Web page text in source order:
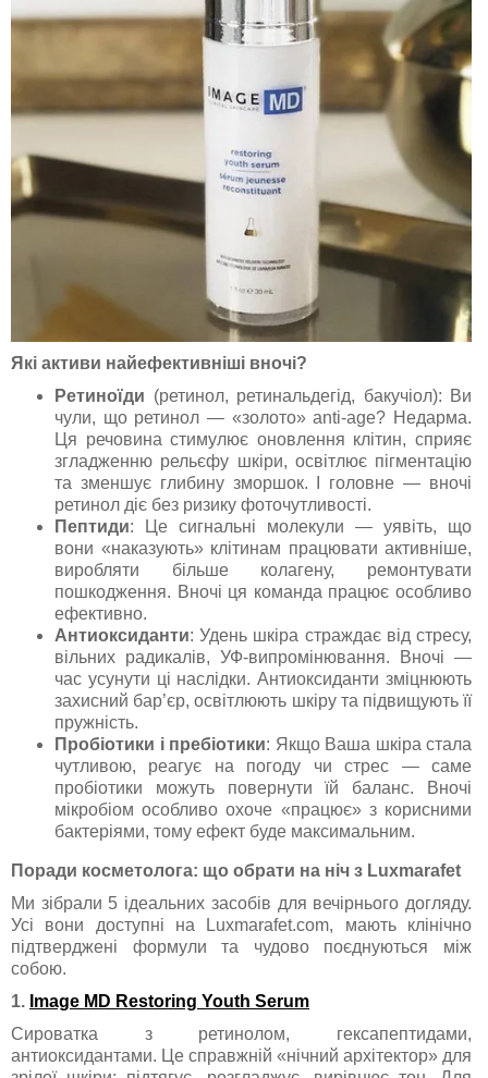
Які активи найефективніші вночі?
Ретиноїди (ретинол, ретинальдегід, бакучіол): Ви
чули, що ретинол — «золото» anti-age? Недарма.
Ця речовина стимулює оновлення клітин, сприяє
згладженню рельєфу шкіри, освітлює пігментацію
та зменшує глибину зморшок. І головне — вночі
ретинол діє без ризику фоточутливості.
Пептиди: Це сигнальні молекули — уявіть, що
вони «наказують» клітинам працювати активніше,
виробляти більше колагену, ремонтувати
пошкодження. Вночі ця команда працює особливо
ефективно.
Антиоксиданти: Удень шкіра страждає від стресу,
вільних радикалів, УФ-випромінювання. Вночі —
час усунути ці наслідки. Антиоксиданти зміцнюють
захисний бар’єр, освітлюють шкіру та підвищують її
пружність.
Пробіотики і пребіотики: Якщо Ваша шкіра стала
чутливою, реагує на погоду чи стрес — саме
пробіотики можуть повернути їй баланс. Вночі
мікробіом особливо охоче «працює» з корисними
бактеріями, тому ефект буде максимальним.
Поради косметолога: що обрати на ніч з Luxmarafet
Ми зібрали 5 ідеальних засобів для вечірнього догляду.
Усі вони доступні на Luxmarafet.com, мають клінічно
підтверджені формули та чудово поєднуються між
собою.
1. Image MD Restoring Youth Serum
Сироватка з ретинолом, гексапептидами,
антиоксидантами. Це справжній «нічний архітектор» для